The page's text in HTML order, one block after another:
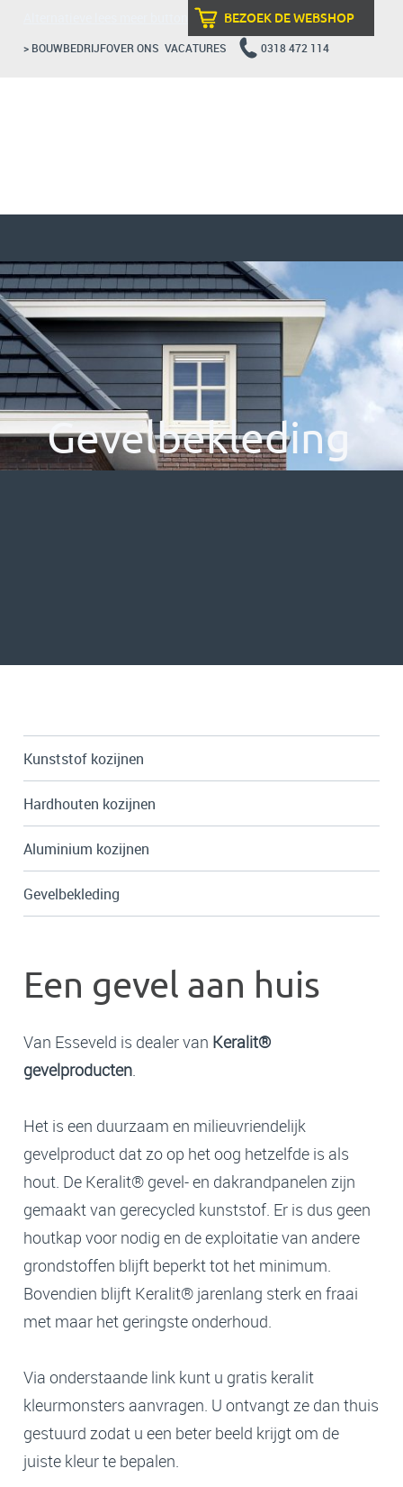
BEZOEK DE WEBSHOP
> BOUWBEDRIJFOVER ONS VACATURES 0318 472 114
Gevelbekleding
Kunststof kozijnen
Hardhouten kozijnen
Aluminium kozijnen
Gevelbekleding
Een gevel aan huis
Van Esseveld is dealer van Keralit®
gevelproducten.
Het is een duurzaam en milieuvriendelijk
gevelproduct dat zo op het oog hetzelfde is als
hout. De Keralit® gevel- en dakrandpanelen zijn
gemaakt van gerecycled kunststof. Er is dus geen
houtkap voor nodig en de exploitatie van andere
grondstoffen blijft beperkt tot het minimum.
Bovendien blijft Keralit® jarenlang sterk en fraai
met maar het geringste onderhoud.
Via onderstaande link kunt u gratis keralit
kleurmonsters aanvragen. U ontvangt ze dan thuis
gestuurd zodat u een beter beeld krijgt om de
juiste kleur te bepalen.